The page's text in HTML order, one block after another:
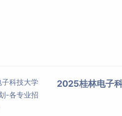
2025桂林电子